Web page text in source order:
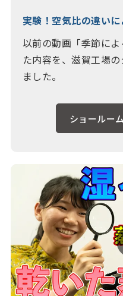
実験！空気比の違い
以前の動画「季節に
た内容を、滋賀工場
ました。
ショールー